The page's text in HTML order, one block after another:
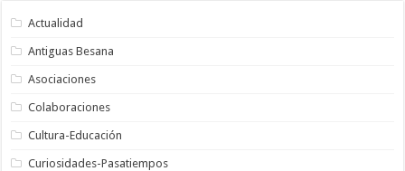
Actualidad
Antiguas Besana
Asociaciones
Colaboraciones
Cultura-Educación
Curiosidades-Pasatiempos